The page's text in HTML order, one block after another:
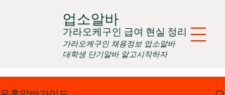
업소알바
가라오케구인 급여 현실 정리
가라오케구인 채용정보 업소알바
대학생 단기알바 알고시작하자